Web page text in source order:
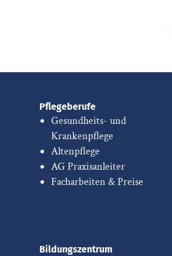
Pflegeberufe
Gesundheits- und
Krankenpflege
Altenpflege
AG Praxisanleiter
Facharbeiten & Preise
Bildungszentrum